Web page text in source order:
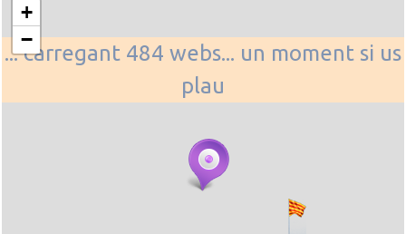
... carregant 484 webs... un moment si us
plau
+
−